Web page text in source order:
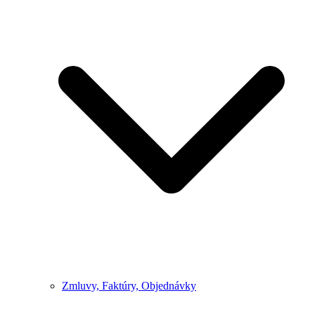
Zmluvy, Faktúry, Objednávky